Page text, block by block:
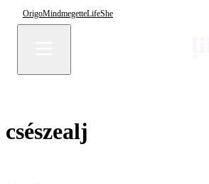
OrigoMindmegetteLifeShe
csészealj